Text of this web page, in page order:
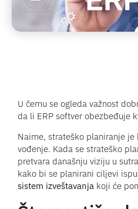
U čemu se ogleda važnost
da li ERP softver obezbeđuje
Naime, strateško planiranje
vođenje. Kada se strateško
pretvara današnju viziju u
kako bi se planirani ciljevi
sistem izveštavanja koji će